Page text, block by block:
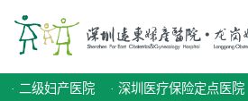
· 二级妇产医院 · 深圳医疗保险定点医院